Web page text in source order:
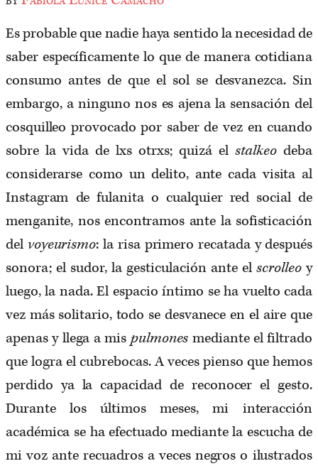
Es probable que nadie haya sentido la necesidad de
saber específicamente lo que de manera cotidiana
consumo antes de que el sol se desvanezca. Sin
embargo, a ninguno nos es ajena la sensación del
cosquilleo provocado por saber de vez en cuando
sobre la vida de lxs otrxs; quizá elstalkeodeba
considerarse como un delito, ante cada visita al
Instagram de fulanita o cualquier red social de
menganite, nos encontramos ante la sofisticación
del voyeurismo: la risa primero recatada y después
sonora; el sudor, la gesticulación ante elscrolleoy
luego, la nada. El espacio íntimo se ha vuelto cada
vez más solitario, todo se desvanece en el aire que
apenas y llega a mis pulmones mediante el filtrado
que logra el cubrebocas. A veces pienso que hemos
perdido ya la capacidad de reconocer el gesto.
Durante los últimos meses, mi interacción
académica se ha efectuado mediante la escucha de
mi voz ante recuadros a veces negros o ilustrados